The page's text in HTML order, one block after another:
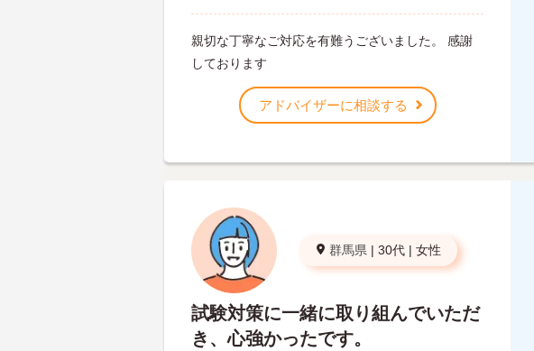
親切な丁寧なご対応を有難うございました。 感謝
しております
アドバイザーに相談する
群馬県 | 30代 | 女性
試験対策に一緒に取り組んでいただ
き、心強かったです。